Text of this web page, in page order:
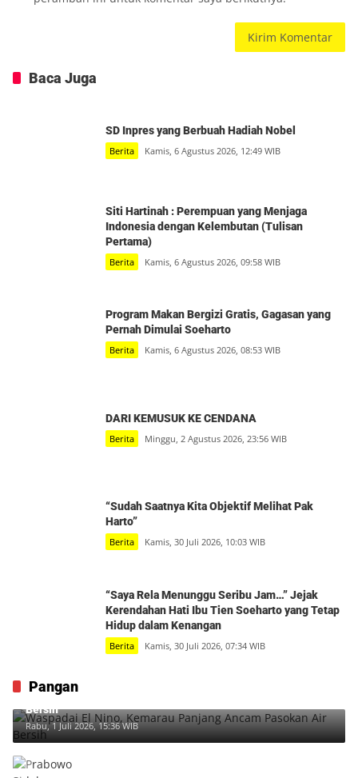
Baca Juga
SD Inpres yang Berbuah Hadiah Nobel
Berita Kamis, 6 Agustus 2026, 12:49 WIB
Siti Hartinah : Perempuan yang Menjaga
Indonesia dengan Kelembutan (Tulisan
Pertama)
Berita Kamis, 6 Agustus 2026, 09:58 WIB
Program Makan Bergizi Gratis, Gagasan yang
Pernah Dimulai Soeharto
Berita Kamis, 6 Agustus 2026, 08:53 WIB
DARI KEMUSUK KE CENDANA
Berita Minggu, 2 Agustus 2026, 23:56 WIB
“Sudah Saatnya Kita Objektif Melihat Pak
Harto”
Berita Kamis, 30 Juli 2026, 10:03 WIB
“Saya Rela Menunggu Seribu Jam…” Jejak
Kerendahan Hati Ibu Tien Soeharto yang Tetap
Hidup dalam Kenangan
Berita Kamis, 30 Juli 2026, 07:34 WIB
Pangan
Waspadai El Nino, Kemarau Panjang Ancam Pasokan Air
Bersih
Rabu, 1 Juli 2026, 15:36 WIB